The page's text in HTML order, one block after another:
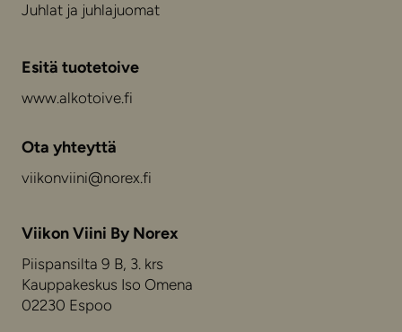
Juhlat ja juhlajuomat
Esitä tuotetoive
www.alkotoive.fi
Ota yhteyttä
viikonviini@norex.fi
Viikon Viini By Norex
Piispansilta 9 B, 3. krs
Kauppakeskus Iso Omena
02230 Espoo